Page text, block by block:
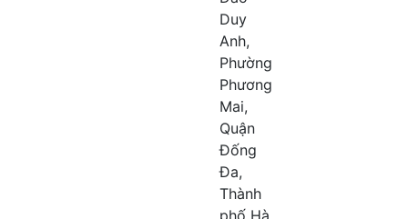
Duy
Anh,
Phường
Phương
Mai,
Quận
Đống
Đa,
Thành
phố Hà